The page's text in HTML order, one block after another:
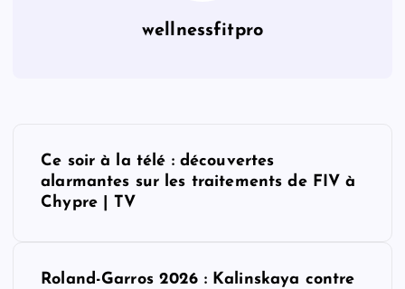
wellnessfitpro
Ce soir à la télé : découvertes
alarmantes sur les traitements de FIV à
Chypre | TV
Roland-Garros 2026 : Kalinskaya contre